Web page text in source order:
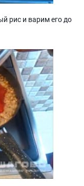
рис и варим его до